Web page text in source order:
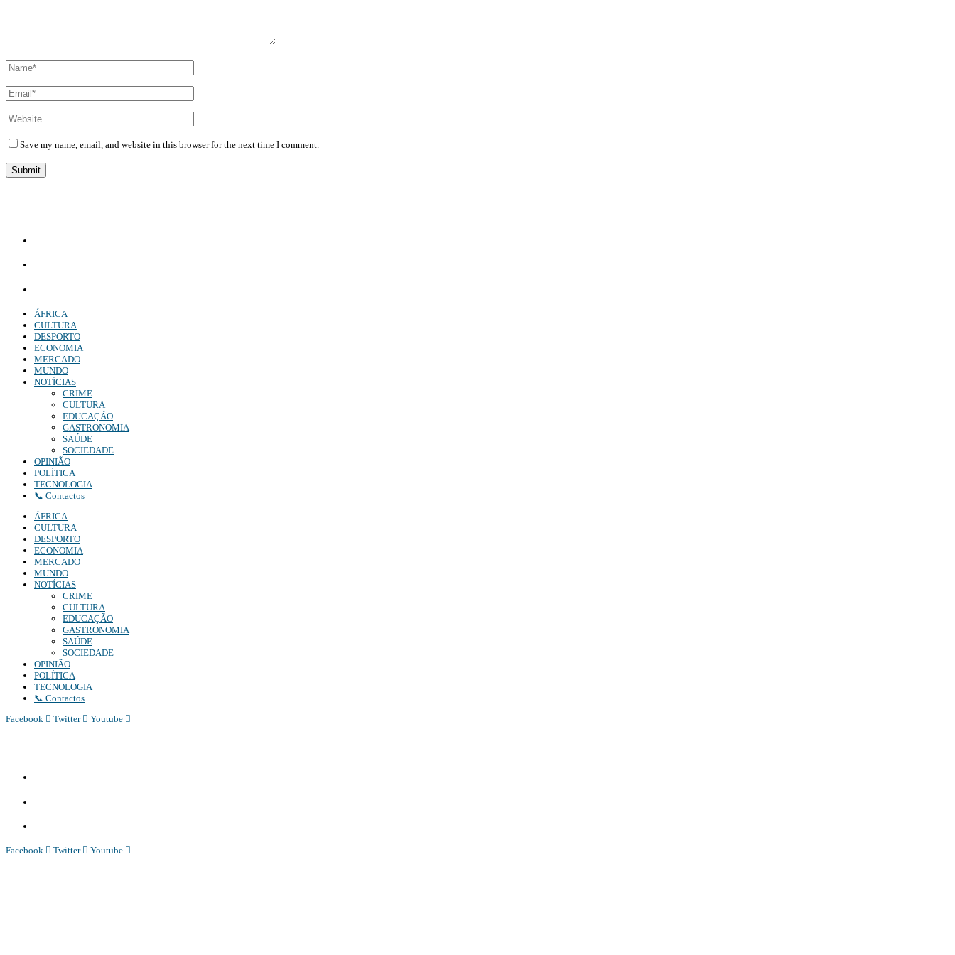
Save my name, email, and website in this browser for the next time I comment.
ÁFRICA
CULTURA
DESPORTO
ECONOMIA
MERCADO
MUNDO
NOTÍCIAS
CRIME
CULTURA
EDUCAÇÃO
GASTRONOMIA
SAÚDE
SOCIEDADE
OPINIÃO
POLÍTICA
TECNOLOGIA
📞 Contactos
ÁFRICA
CULTURA
DESPORTO
ECONOMIA
MERCADO
MUNDO
NOTÍCIAS
CRIME
CULTURA
EDUCAÇÃO
GASTRONOMIA
SAÚDE
SOCIEDADE
OPINIÃO
POLÍTICA
TECNOLOGIA
📞 Contactos
Facebook
Twitter Youtube
Facebook Twitter Youtube